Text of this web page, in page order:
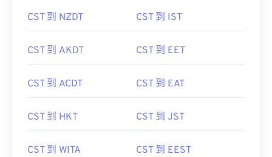
CST 到 NZDT CST 到 IST
CST 到 AKDT CST 到 EET
CST 到 ACDT CST 到 EAT
CST 到 HKT CST 到 JST
CST 到 WITA CST 到 EEST